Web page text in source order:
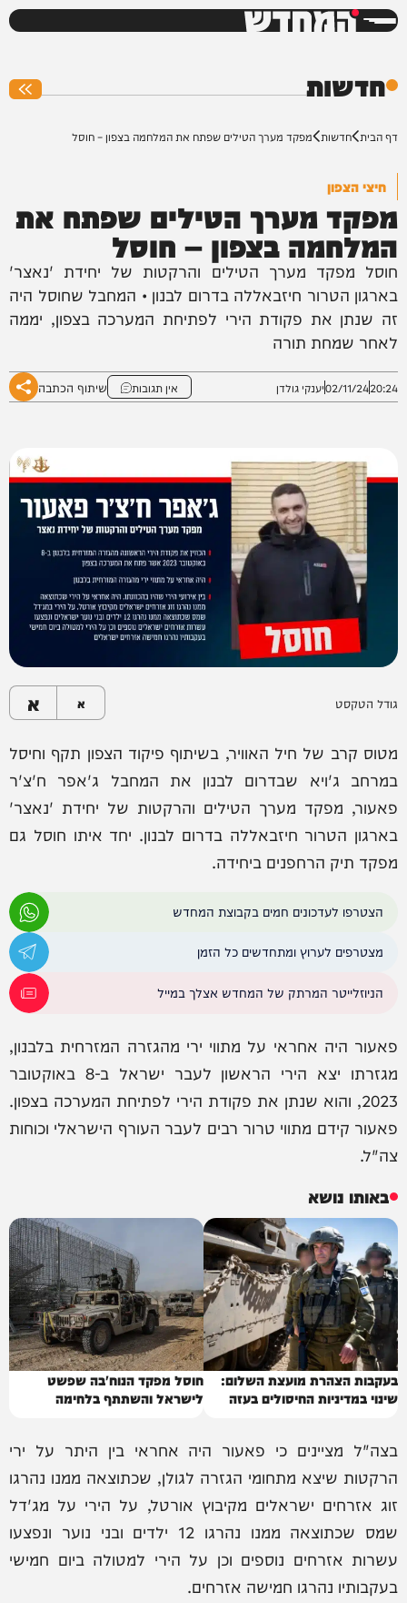
המחדש
חדשות
דף הבית חדשות מפקד מערך הטילים שפתח את המלחמה בצפון – חוסל
חיצי הצפון
מפקד מערך הטילים שפתח את
המלחמה בצפון – חוסל
חוסל מפקד מערך הטילים והרקטות של יחידת 'נאצר'
בארגון הטרור חיזבאללה בדרום לבנון • המחבל שחוסל היה
זה שנתן את פקודת הירי לפתיחת המערכה בצפון, יממה
לאחר שמחת תורה
20:24
02/11/24יענקי גולדן אין תגובות שיתוף הכתבה
גודל הטקסט א א
מטוס קרב של חיל האוויר, בשיתוף פיקוד הצפון תקף וחיסל
במרחב ג'ויא שבדרום לבנון את המחבל ג'אפר ח'צ'ר
פאעור, מפקד מערך הטילים והרקטות של יחידת 'נאצר'
בארגון הטרור חיזבאללה בדרום לבנון. יחד איתו חוסל גם
מפקד תיק הרחפנים ביחידה.
הצטרפו לעדכונים חמים בקבוצת המחדש
מצטרפים לערוץ ומתחדשים כל הזמן
הניוזלייטר המרתק של המחדש אצלך במייל
פאעור היה אחראי על מתווי ירי מהגזרה המזרחית בלבנון,
מגזרתו יצא הירי הראשון לעבר ישראל ב-8 באוקטובר
2023, והוא שנתן את פקודת הירי לפתיחת המערכה בצפון.
פאעור קידם מתווי טרור רבים לעבר העורף הישראלי וכוחות
צה"ל.
באותו נושא
בעקבות הצהרת מועצת השלום:
שינוי במדיניות החיסולים בעזה
חוסל מפקד הנוח'בה שפשט
לישראל והשתתף בלחימה
בצה"ל מציינים כי פאעור היה אחראי בין היתר על ירי
הרקטות שיצא מתחומי הגזרה לגולן, שכתוצאה ממנו נהרגו
זוג אזרחים ישראלים מקיבוץ אורטל, על הירי על מג'דל
שמס שכתוצאה ממנו נהרגו 12 ילדים ובני נוער ונפצעו
עשרות אזרחים נוספים וכן על הירי למטולה ביום חמישי
בעקבותיו נהרגו חמישה אזרחים.